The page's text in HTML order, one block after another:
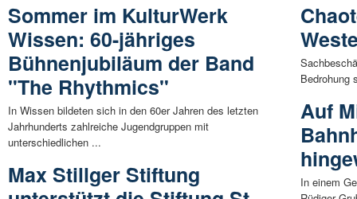
Sommer im KulturWerk
Wissen: 60-jähriges
Bühnenjubiläum der Band
"The Rhythmics"
In Wissen bildeten sich in den 60er Jahren des letzten
Jahrhunderts zahlreiche Jugendgruppen mit
unterschiedlichen ...
Max Stillger Stiftung
Bedrohung
Auf
In einem